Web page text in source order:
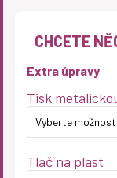
CHCETE
Extra úpravy
Tisk
Vyberte možnost
Tlač na plast